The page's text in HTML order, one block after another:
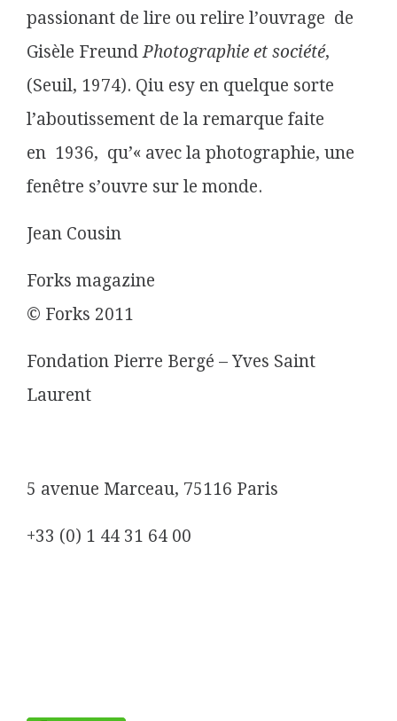
passionant de lire ou relire l’ouvrage de
Gisèle FreundPhotographie et société,
(Seuil, 1974). Qiu esy en quelque sorte
l’aboutissement de la remarque faite
en 1936, qu’« avec la photographie, une
fenêtre s’ouvre sur le monde.
Jean Cousin
Forks magazine
© Forks 2011
Fondation Pierre Bergé – Yves Saint
Laurent
5 avenue Marceau, 75116 Paris
+33 (0) 1 44 31 64 00